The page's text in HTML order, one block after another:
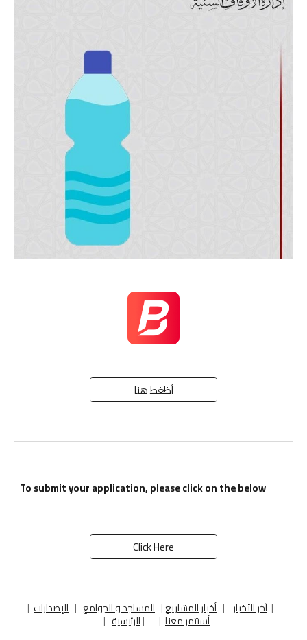
أظغط هنا
To submit your application, please click on the below
Click Here
| آخر الأخبار | أخبار المشاريع| المساجد و الجوامع | الإصدارات |
أستثمر معنا |
|الرئيسية |